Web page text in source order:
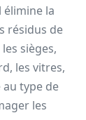
élimine la
résidus de
sièges,
les vitres,
type de
les